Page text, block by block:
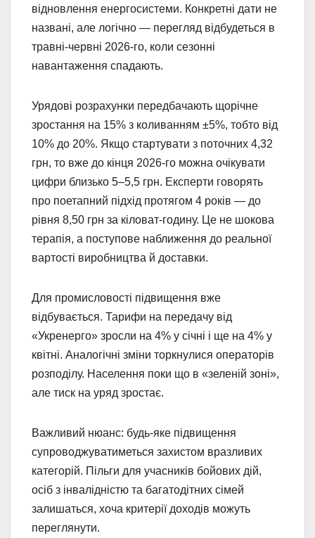
відновлення енергосистеми. Конкретні дати не
названі, але логічно — перегляд відбудеться в
травні-червні 2026-го, коли сезонні
навантаження спадають.
Урядові розрахунки передбачають щорічне
зростання на 15% з коливанням ±5%, тобто від
10% до 20%. Якщо стартувати з поточних 4,32
грн, то вже до кінця 2026-го можна очікувати
цифри близько 5–5,5 грн. Експерти говорять
про поетапний підхід протягом 4 років — до
рівня 8,50 грн за кіловат-годину. Це не шокова
терапія, а поступове наближення до реальної
вартості виробництва й доставки.
Для промисловості підвищення вже
відбувається. Тарифи на передачу від
«Укренерго» зросли на 4% у січні і ще на 4% у
квітні. Аналогічні зміни торкнулися операторів
розподілу. Населення поки що в «зеленій зоні»,
але тиск на уряд зростає.
Важливий нюанс: будь-яке підвищення
супроводжуватиметься захистом вразливих
категорій. Пільги для учасників бойових дій,
осіб з інвалідністю та багатодітних сімей
залишаться, хоча критерії доходів можуть
переглянути.